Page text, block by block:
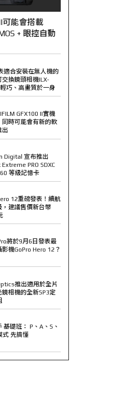
可能會搭載
+ 眼控自動
適合安裝在無人機的
交換鏡頭相機ILX-
巧、高畫質於一身
GFX100 II實機
同時可能會有新的軟
出
Digital 宣布推出
PRO SDXC
等級記憶卡
12重磅發表！續航
，建議售價新台幣
將於9月6日發表最
機GoPro Hero 12？
推出適用於全片
鏡相機的全新SP3定
基礎班： P、A、S、
式 先搞懂